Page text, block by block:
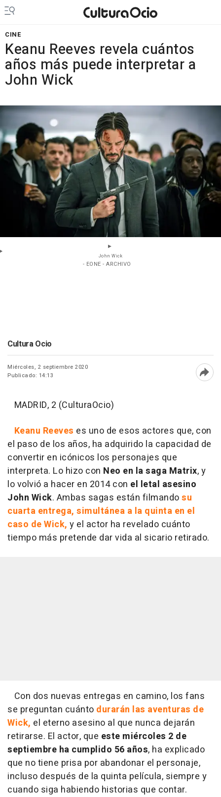
CINE
Keanu Reeves revela cuántos
años más puede interpretar a
John Wick
John Wick
- EONE - ARCHIVO
Cultura Ocio
Miércoles, 2 septiembre 2020
Publicado: 14:13
MADRID, 2 (CulturaOcio)
Keanu Reeves es uno de esos actores que, con
el paso de los años, ha adquirido la capacidad de
convertir en icónicos los personajes que
interpreta. Lo hizo con Neo en la saga Matrix, y
lo volvió a hacer en 2014 con el letal asesino
John Wick. Ambas sagas están filmandosu
cuarta entrega, simultánea a la quinta en el
caso de Wick, y el actor ha revelado cuánto
tiempo más pretende dar vida al sicario retirado.
Con dos nuevas entregas en camino, los fans
se preguntan cuánto durarán las aventuras de
Wick, el eterno asesino al que nunca dejarán
retirarse. El actor, que este miércoles 2 de
septiembre ha cumplido 56 años, ha explicado
que no tiene prisa por abandonar el personaje,
incluso después de la quinta película, siempre y
cuando siga habiendo historias que contar.